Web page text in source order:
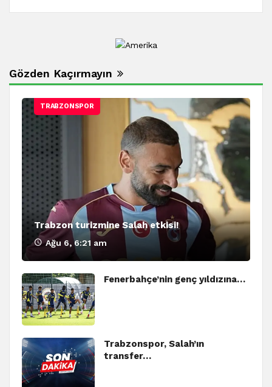
Gözden Kaçırmayın
TRABZONSPOR
Trabzon turizmine Salah etkisi!
Ağu 6, 6:21 am
Fenerbahçe’nin genç yıldızına…
Trabzonspor, Salah’ın
transfer…